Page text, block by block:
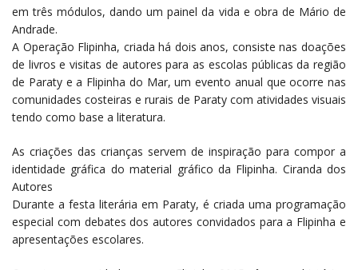
em três módulos, dando um painel da vida e obra de Mário de
Andrade.
A Operação Flipinha, criada há dois anos, consiste nas doações
de livros e visitas de autores para as escolas públicas da região
de Paraty e a Flipinha do Mar, um evento anual que ocorre nas
comunidades costeiras e rurais de Paraty com atividades visuais
tendo como base a literatura.
As criações das crianças servem de inspiração para compor a
identidade gráfica do material gráfico da Flipinha. Ciranda dos
Autores
Durante a festa literária em Paraty, é criada uma programação
especial com debates dos autores convidados para a Flipinha e
apresentações escolares.